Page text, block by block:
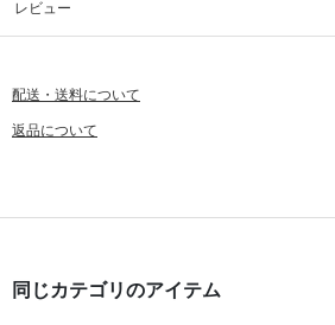
レビュー
配送・送料について
返品について
同じカテゴリのアイテム